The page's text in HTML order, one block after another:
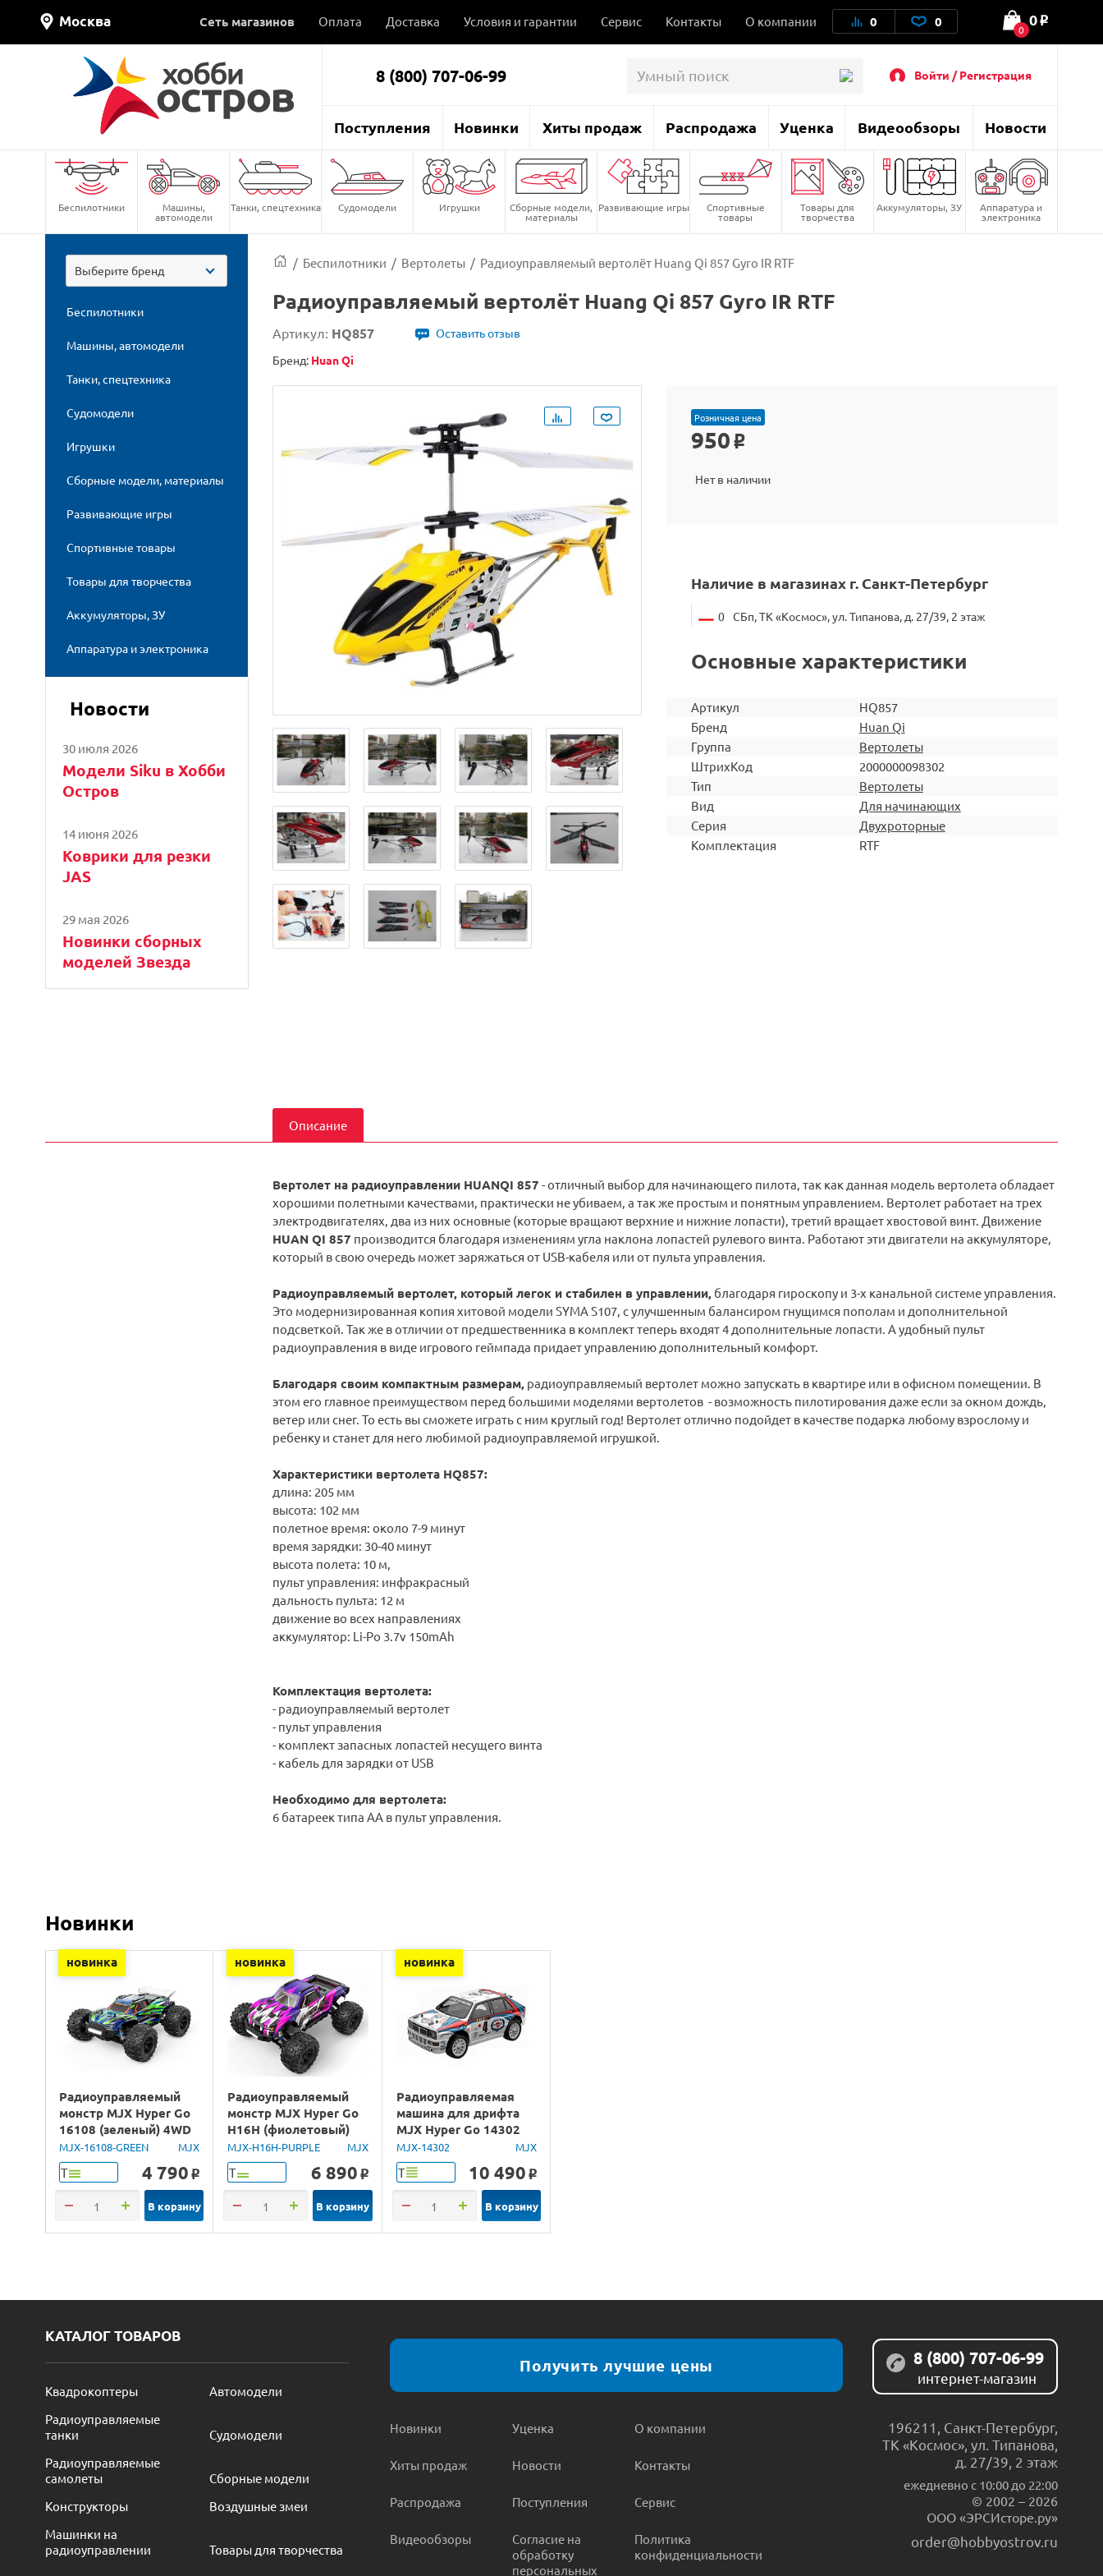
Москва Сеть магазинов Оплата Доставка Условия и гарантии Сервис Контакты О компании 0 0 0
0 o
8 (800) 707-06-99 Войти / Регистрация
Поступления Новинки Хиты продаж Распродажа Уценка Видеообзоры Новости
Беспилотники Машины,
автомодели
Танки, спецтехника Судомодели Игрушки Сборные модели,
материалы
Развивающие игры Спортивные
товары
Товары для
творчества
Аккумуляторы, ЗУ Аппаратура и
электроника
Выберите бренд
Беспилотники
Машины, автомодели
Танки, спецтехника
Судомодели
Игрушки
Сборные модели, материалы
Развивающие игры
Спортивные товары
Товары для творчества
Аккумуляторы, ЗУ
Аппаратура и электроника
Новости
30 июля 2026
Модели Siku в Хобби
Остров
14 июня 2026
Коврики для резки
JAS
29 мая 2026
Новинки сборных
моделей Звезда
/ Беспилотники / Вертолеты / Радиоуправляемый вертолёт Huang Qi 857 Gyro IR RTF
Радиоуправляемый вертолёт Huang Qi 857 Gyro IR RTF
Артикул: HQ857
Оставить отзыв
Бренд: Huan Qi
Розничная цена
950 o
Нет в наличии
Наличие в магазинах г. Санкт-Петербург
0 СБп, ТК «Космос», ул. Типанова, д. 27/39, 2 этаж
Основные характеристики
Артикул
HQ857
Бренд
Huan Qi
Группа
Вертолеты
ШтрихКод
2000000098302
Тип
Вертолеты
Вид
Для начинающих
Серия
Двухроторные
Комплектация
RTF
Описание
Вертолет на радиоуправлении HUANQI 857 - отличный выбор для начинающего пилота, так как данная модель вертолета обладает
хорошими полетными качествами, практически не убиваем, а так же простым и понятным управлением. Вертолет работает на трех
электродвигателях, два из них основные (которые вращают верхние и нижние лопасти), третий вращает хвостовой винт. Движение
HUAN QI 857 производится благодаря изменениям угла наклона лопастей рулевого винта. Работают эти двигатели на аккумуляторе,
который в свою очередь может заряжаться от USB-кабеля или от пульта управления.
Радиоуправляемый вертолет, который легок и стабилен в управлении, благодаря гироскопу и 3-х канальной системе управления.
Это модернизированная копия хитовой модели SYMA S107, с улучшенным балансиром гнущимся пополам и дополнительной
подсветкой. Так же в отличии от предшественника в комплект теперь входят 4 дополнительные лопасти. А удобный пульт
радиоуправления в виде игрового геймпада придает управлению дополнительный комфорт.
Благодаря своим компактным размерам, радиоуправляемый вертолет можно запускать в квартире или в офисном помещении. В
этом его главное преимуществом перед большими моделями вертолетов - возможность пилотирования даже если за окном дождь,
ветер или снег. То есть вы сможете играть с ним круглый год! Вертолет отлично подойдет в качестве подарка любому взрослому и
ребенку и станет для него любимой радиоуправляемой игрушкой.
Характеристики вертолета HQ857:
длина: 205 мм
высота: 102 мм
полетное время: около 7-9 минут
время зарядки: 30-40 минут
высота полета: 10 м,
пульт управления: инфракрасный
дальность пульта: 12 м
движение во всех направлениях
аккумулятор: Li-Po 3.7v 150mAh
Комплектация вертолета:
- радиоуправляемый вертолет
- пульт управления
- комплект запасных лопастей несущего винта
- кабель для зарядки от USB
Необходимо для вертолета:
6 батареек типа АА в пульт управления.
Новинки
новинка
Радиоуправляемый
монстр MJX Hyper Go
16108 (зеленый) 4WD
2.4G LED 1/16 RTR
MJX-16108-GREEN MJX
Т 4 790 o
В корзину
новинка
Радиоуправляемый
монстр MJX Hyper Go
H16H (фиолетовый)
4WD 2.4G LED GPS
1/16 RTR
MJX-H16H-PURPLE MJX
Т 6 890 o
В корзину
новинка
Радиоуправляемая
машина для дрифта
MJX Hyper Go 14302
Lancia Delta Brushless
4WD 2.4G LED 1/14
RTR
MJX-14302 MJX
Т 10 490 o
В корзину
КАТАЛОГ ТОВАРОВ
Квадрокоптеры
Автомодели
Радиоуправляемые
танки
Судомодели
Радиоуправляемые
самолеты
Сборные модели
Конструкторы
Воздушные змеи
Машинки на
радиоуправлении
Товары для творчества
Получить лучшие цены
Новинки
Хиты продаж
Распродажа
Видеообзоры
Уценка
Новости
Поступления
Согласие на
обработку
персональных
О компании
Контакты
Сервис
Политика
конфиденциальности
8 (800) 707-06-99
интернет-магазин
196211 Санкт-Петербург,
ТК «Космос», ул. Типанова,
д. 27/39, 2 этаж
ежедневно c 10:00 до 22:00
© 2002 – 2026
ООО «ЭРСИсторе.ру»
order@hobbyostrov.ru